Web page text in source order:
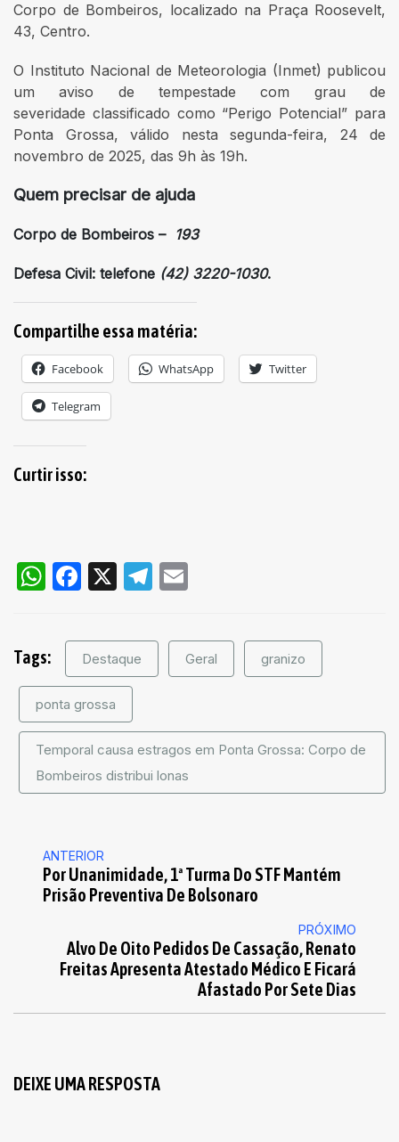
Corpo de Bombeiros, localizado na Praça Roosevelt,
43, Centro.
O Instituto Nacional de Meteorologia (Inmet) publicou
um aviso de tempestade com grau de
severidade classificado como “Perigo Potencial” para
Ponta Grossa, válido nesta segunda-feira, 24 de
novembro de 2025, das 9h às 19h.
Quem precisar de ajuda
Corpo de Bombeiros – 193
Defesa Civil: telefone (42) 3220-1030.
Compartilhe essa matéria:
Facebook WhatsApp Twitter
Telegram
Curtir isso:
WhatsApp
Facebook
X Telegram
Tags: Destaque Geral granizo
ponta grossa
Temporal causa estragos em Ponta Grossa: Corpo de
Bombeiros distribui lonas
ANTERIOR
Por Unanimidade, 1ª Turma Do STF Mantém
Prisão Preventiva De Bolsonaro
PRÓXIMO
Alvo De Oito Pedidos De Cassação, Renato
Freitas Apresenta Atestado Médico E Ficará
Afastado Por Sete Dias
DEIXE UMA RESPOSTA